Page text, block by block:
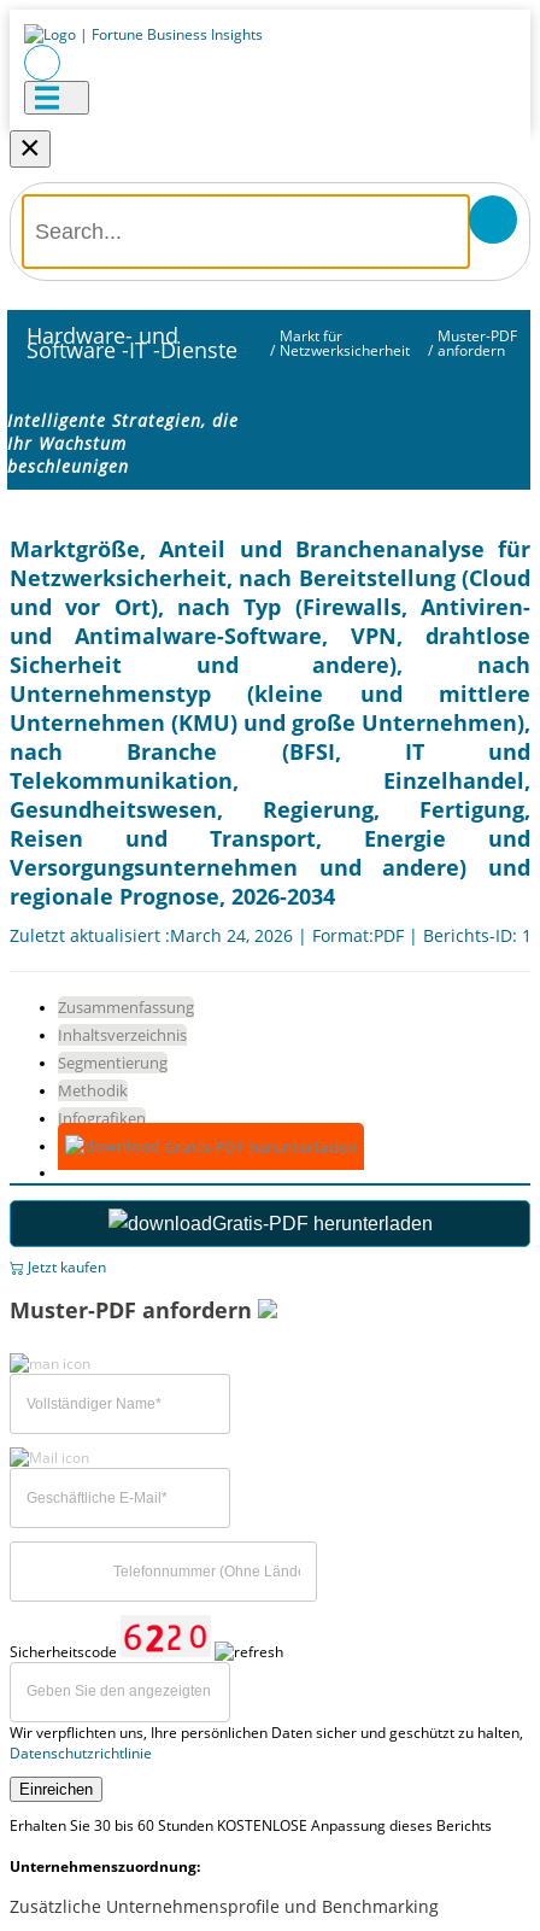
×
Hardware- und
Software -IT -Dienste /
Markt für
Netzwerksicherheit /
Muster-PDF
anfordern
Intelligente Strategien, die
Ihr Wachstum
beschleunigen
Marktgröße, Anteil und Branchenanalyse für
Netzwerksicherheit, nach Bereitstellung (Cloud
und vor Ort), nach Typ (Firewalls, Antiviren-
und Antimalware-Software, VPN, drahtlose
Sicherheit und andere), nach
Unternehmenstyp (kleine und mittlere
Unternehmen (KMU) und große Unternehmen),
nach Branche (BFSI, IT und
Telekommunikation, Einzelhandel,
Gesundheitswesen, Regierung, Fertigung,
Reisen und Transport, Energie und
Versorgungsunternehmen und andere) und
regionale Prognose, 2026-2034
Zuletzt aktualisiert :March 24, 2026 | Format:PDF | Berichts-ID:
Zusammenfassung
Inhaltsverzeichnis
Segmentierung
Methodik
Infografiken
Gratis-PDF herunterladen
Gratis-PDF herunterladen
Jetzt kaufen
Muster-PDF anfordern
Sicherheitscode
Wir verpflichten uns, Ihre persönlichen Daten sicher und geschützt zu halten,
Datenschutzrichtlinie
Einreichen
Erhalten Sie 30 bis 60 Stunden KOSTENLOSE Anpassung dieses Berichts
Unternehmenszuordnung:
Zusätzliche Unternehmensprofile und Benchmarking